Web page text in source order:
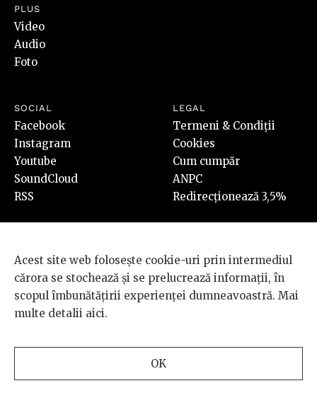
PLUS
Video
Audio
Foto
SOCIAL
Facebook
Instagram
Youtube
SoundCloud
RSS
LEGAL
Termeni & Condiții
Cookies
Cum cumpăr
ANPC
Redirecționează 3,5%
© 2026 BRD Groupe Société Générale, toate drepturile rezervate.
Scena 9 este un proiect sustinut de
Acest site web folosește cookie-uri prin intermediul
cărora se stochează și se prelucrează informații, în
scopul îmbunătățirii experienței dumneavoastră. Mai
multe detalii aici.
OK